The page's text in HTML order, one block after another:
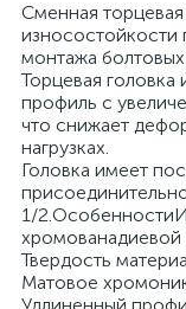
Сменная
износостойкости
монтажа
Торцевая
профиль с
что снижает
нагрузках.
Головка имеет
1/
хромованадиевой
Твердость
Матовое